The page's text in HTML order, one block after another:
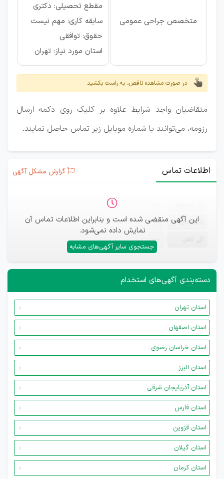
متخصص جراحی عمومی
مقطع تحصیلی: دکتری
سابقه کاری: مهم نیست
حقوق: توافقی
استان مورد نیاز: تهران
در صورت مشاهده ناقص، به راست بکشید
متقاضیان واجد شرایط علاوه بر کلیک روی دکمه ارسال
رزومه، می‌توانند با شماره موبایل زیر تماس حاصل نمایند.
اطلاعات تماس گزارش مشکل آگهی
این آگهی منقضی شده است و بنابراین اطلاعات تماس آن
نمایش داده نمی‌شود.
جستجوی سایر آگهی‌های مشابه
ایمیل —
—
دسته‌بندی آگهی‌های استخدام
استان تهران
استان اصفهان
استان خراسان رضوی
استان البرز
استان آذربایجان شرقی
استان فارس
استان قزوین
استان گیلان
استان کرمان